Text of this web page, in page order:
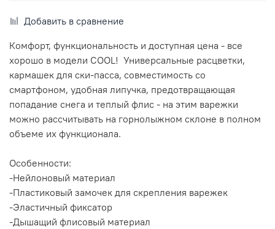
Добавить в сравнение
Комфорт, функциональность и доступная цена - все
хорошо в модели COOL! Универсальные расцветки,
кармашек для ски-пасса, совместимость со
смартфоном, удобная липучка, предотвращающая
попадание снега и теплый флис - на этим варежки
можно рассчитывать на горнолыжном склоне в полном
объеме их функционала.
Особенности:
-Нейлоновый материал
-Пластиковый замочек для скрепления варежек
-Эластичный фиксатор
-Дышащий флисовый материал